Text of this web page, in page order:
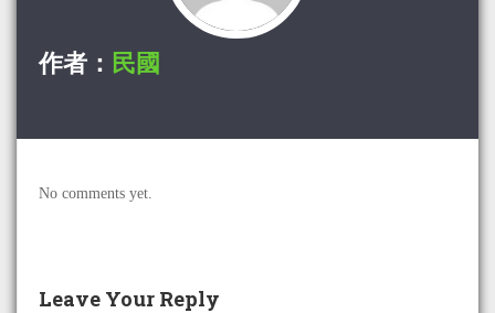
作者： 民國
No comments yet.
Leave Your Reply